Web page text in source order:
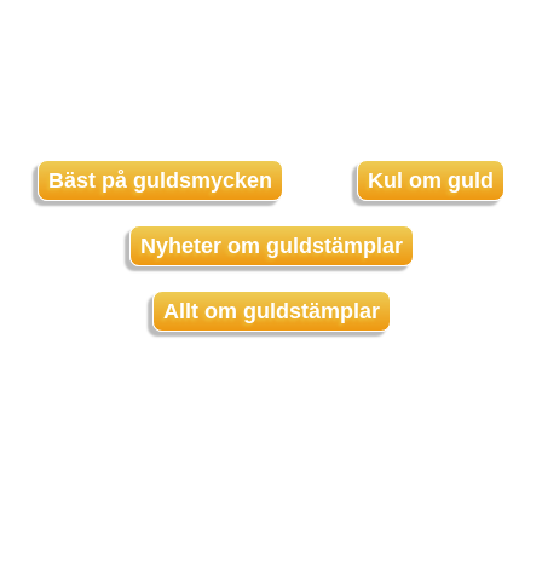
Bäst på guldsmycken Kul om guld
Nyheter om guldstämplar
Allt om guldstämplar